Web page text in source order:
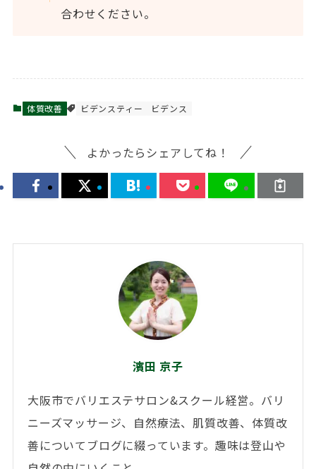
合わせください。
体質改善 ビデンスティー ビデンス
よかったらシェアしてね！
濱田 京子
大阪市でバリエステサロン&スクール経営。バリ
ニーズマッサージ、自然療法、肌質改善、体質改
善についてブログに綴っています。趣味は登山や